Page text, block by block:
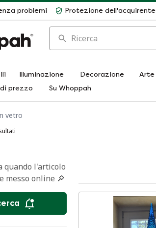
problemi Protezione dell'acquirente
Ricerca
Illuminazione Decorazione Arte
prezzo
Su Whoppah
vetro
quando l'articolo
messo online 🔎